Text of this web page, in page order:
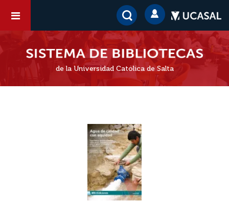
de la Universidad Católica de Salta